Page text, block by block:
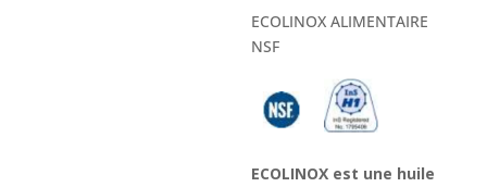
ECOLINOX ALIMENTAIRE
NSF
ECOLINOX est une huile